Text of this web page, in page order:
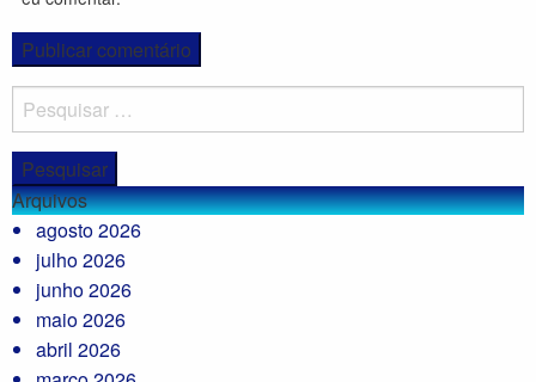
Pesquisar
por:
Arquivos
agosto 2026
julho 2026
junho 2026
maio 2026
abril 2026